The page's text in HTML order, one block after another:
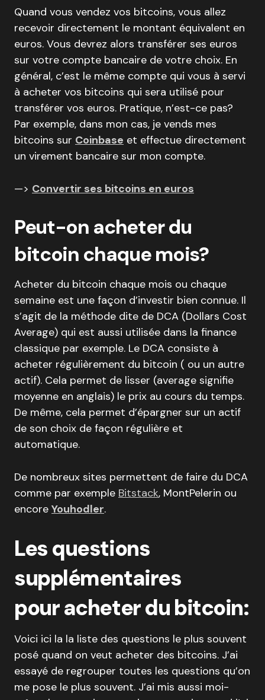
Quand vous vendez vos bitcoins, vous allez
recevoir directement le montant équivalent en
euros. Vous devrez alors transférer ses euros
sur votre compte bancaire de votre choix. En
général, c’est le même compte qui vous à servi
à acheter vos bitcoins qui sera utilisé pour
transférer vos euros. Pratique, n’est-ce pas?
Par exemple, dans mon cas, je vends mes
bitcoins sur Coinbase et effectue directement
un virement bancaire sur mon compte.
—> Convertir ses bitcoins en euros
Peut-on acheter du
bitcoin chaque mois?
Acheter du bitcoin chaque mois ou chaque
semaine est une façon d’investir bien connue. Il
s’agit de la méthode dite de DCA (Dollars Cost
Average) qui est aussi utilisée dans la finance
classique par exemple. Le DCA consiste à
acheter régulièrement du bitcoin ( ou un autre
actif). Cela permet de lisser (average signifie
moyenne en anglais) le prix au cours du temps.
De même, cela permet d’épargner sur un actif
de son choix de façon régulière et
automatique.
De nombreux sites permettent de faire du DCA
comme par exemple Bitstack, MontPelerin ou
encore Youhodler.
Les questions
supplémentaires
pour acheter du bitcoin:
Voici ici la la liste des questions le plus souvent
posé quand on veut acheter des bitcoins. J’ai
essayé de regrouper toutes les questions qu’on
me pose le plus souvent. J’ai mis aussi moi-